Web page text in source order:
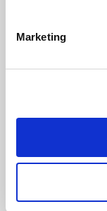
Marketing